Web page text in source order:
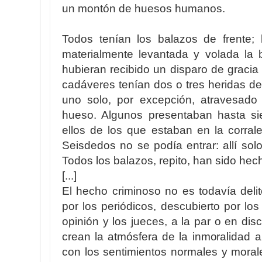
un montón de huesos humanos.
Todos tenían los balazos de
materialmente levantada y volada la
hubieran recibido un disparo de
cadáveres tenían dos o tres heridas
uno solo, por excepción,
hueso. Algunos presentaban hasta
ellos de los que estaban en la
Seisdedos no se podía entrar: allí
Todos los balazos, repito, han sido
[...]
El hecho criminoso no es todavía
por los periódicos, descubierto por
opinión y los jueces, a la par o en
crean la atmósfera de la inmoralidad
con los sentimientos normales y